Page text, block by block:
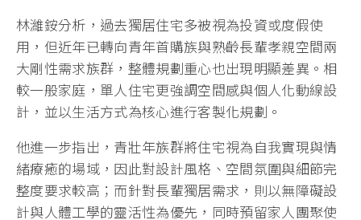
林濰銨分析，過去獨居住宅多被視為投資或度假使
用，但近年已轉向青年首購族與熟齡長輩孝親空間兩
大剛性需求族群，整體規劃重心也出現明顯差異。相
較一般家庭，單人住宅更強調空間感與個人化動線設
計，並以生活方式為核心進行客製化規劃。
他進一步指出，青壯年族群將住宅視為自我實現與情
緒療癒的場域，因此對設計風格、空間氛圍與細節完
整度要求較高；而針對長輩獨居需求，則以無障礙設
計與人體工學的靈活性為優先，同時預留家人團聚使